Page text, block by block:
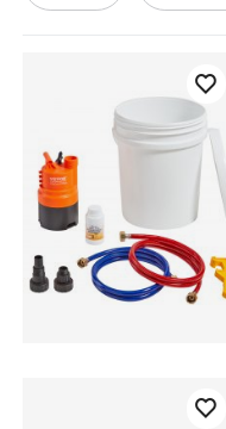
kit de pasamanos
kit broca de diamante
kit de extractor de